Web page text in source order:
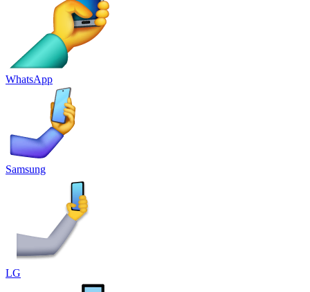
WhatsApp
Samsung
LG